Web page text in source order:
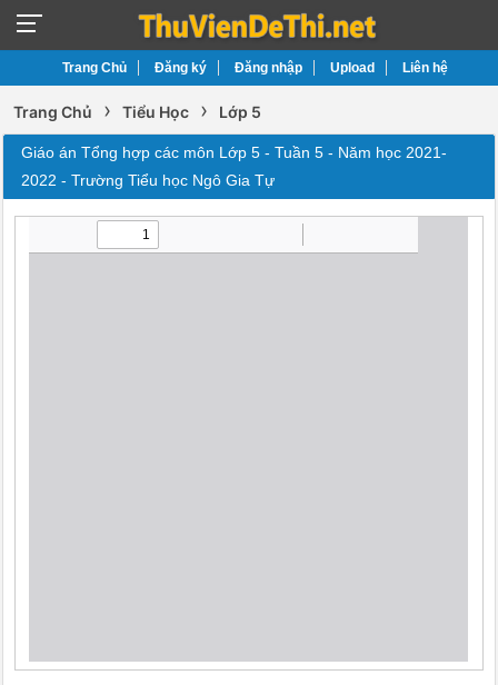
Trang Chủ Đăng ký Đăng nhập Upload Liên hệ
Trang Chủ › Tiểu Học › Lớp 5
Giáo án Tổng hợp các môn Lớp 5 - Tuần 5 - Năm học 2021-
2022 - Trường Tiểu học Ngô Gia Tự